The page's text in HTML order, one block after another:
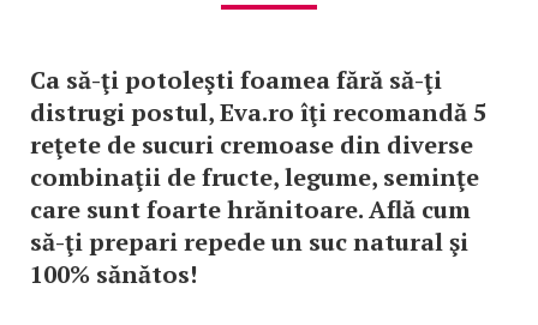
Ca să-ţi potoleşti foamea fără să-ţi
distrugi postul, Eva.ro îţi recomandă 5
reţete de sucuri cremoase din diverse
combinaţii de fructe, legume, seminţe
care sunt foarte hrănitoare. Află cum
să-ţi prepari repede un suc natural şi
100% sănătos!